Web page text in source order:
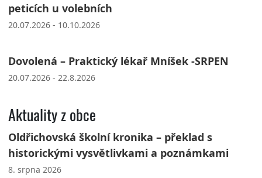
peticích u volebních
20.07.2026 - 10.10.2026
Dovolená – Praktický lékař Mníšek -SRPEN
20.07.2026 - 22.8.2026
Aktuality z obce
Oldřichovská školní kronika – překlad s
historickými vysvětlivkami a poznámkami
8. srpna 2026